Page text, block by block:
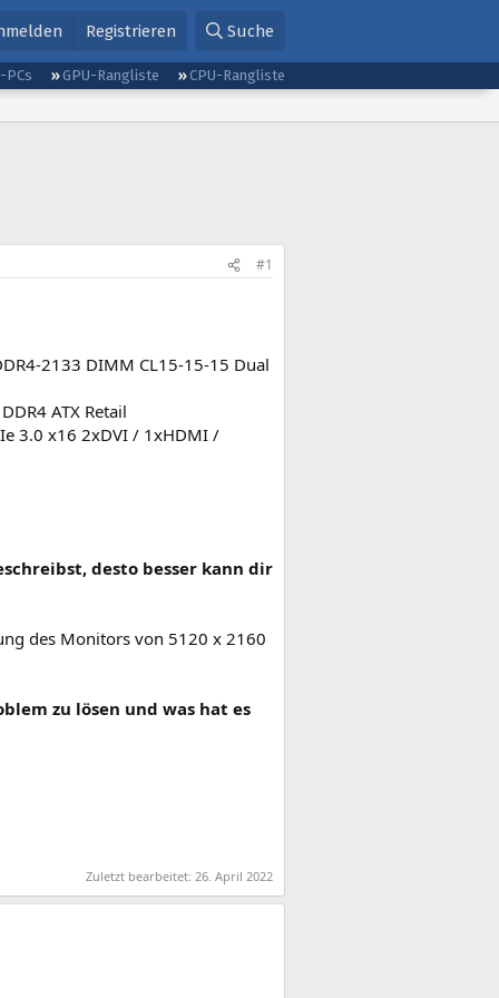
Registrieren Suche
PCs GPU-Rangliste
CPU-Rangliste
#1
2133 DIMM CL15-15-15 Dual
ATX Retail
3.0 x16 2xDVI / 1xHDMI /
desto besser kann dir
des Monitors von 5120 x 2160
zu lösen und was hat es
Zuletzt bearbeitet: 26. April 2022